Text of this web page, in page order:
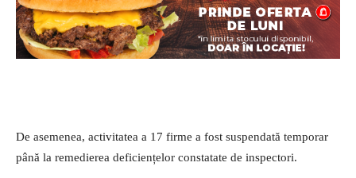
De asemenea, activitatea a 17 firme a fost suspendată temporar
până la remedierea deficiențelor constatate de inspectori.